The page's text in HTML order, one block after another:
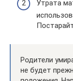
Утрата
Родители
не будет